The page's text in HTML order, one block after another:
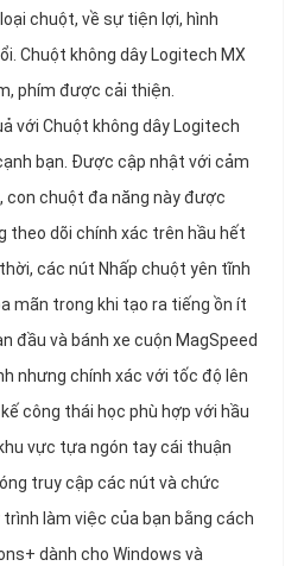
chuột, về sự tiện lợi, hình
Chuột không dây Logitech MX
phím được cải thiện.
với Chuột không dây Logitech
bạn. Được cập nhật với cảm
con chuột đa năng này được
theo dõi chính xác trên hầu hết
các nút Nhấp chuột yên tĩnh
mãn trong khi tạo ra tiếng ồn ít
đầu và bánh xe cuộn MagSpeed
nhưng chính xác với tốc độ lên
công thái học phù hợp với hầu
vực tựa ngón tay cái thuận
truy cập các nút và chức
làm việc của bạn bằng cách
dành cho Windows và